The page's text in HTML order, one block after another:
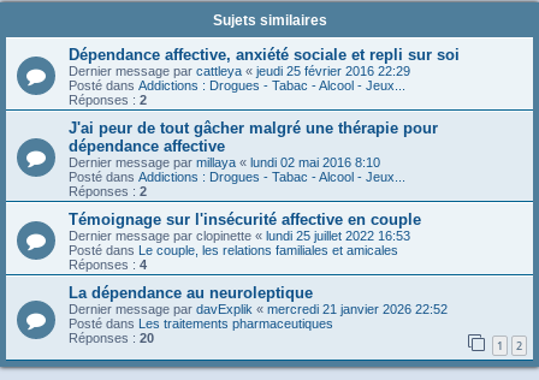
Sujets similaires
Dépendance affective, anxiété sociale et repli sur soi
Dernier message par cattleya « jeudi 25 février 2016 22:29
Posté dans Addictions : Drogues - Tabac - Alcool - Jeux...
Réponses : 2
J'ai peur de tout gâcher malgré une thérapie pour
dépendance affective
Dernier message par millaya « lundi 02 mai 2016 8:10
Posté dans Addictions : Drogues - Tabac - Alcool - Jeux...
Réponses : 2
Témoignage sur l'insécurité affective en couple
Dernier message par clopinette « lundi 25 juillet 2022 16:53
Posté dans Le couple, les relations familiales et amicales
Réponses : 4
La dépendance au neuroleptique
Dernier message par davExplik « mercredi 21 janvier 2026 22:52
Posté dans Les traitements pharmaceutiques
Réponses : 20 1 2